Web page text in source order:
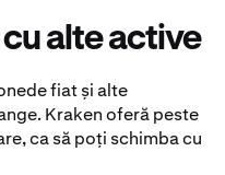
alte active
fiat și alte
Kraken oferă peste
ca să poți schimba cu